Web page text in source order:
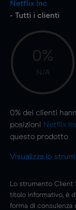
Netflix Inc
- Tutti i clienti
0%
N/A
0% dei clienti
posizioni Netflix
questo prodotto
Visualizza lo
Lo strumento
titolo informativo, è
forma di consulenza